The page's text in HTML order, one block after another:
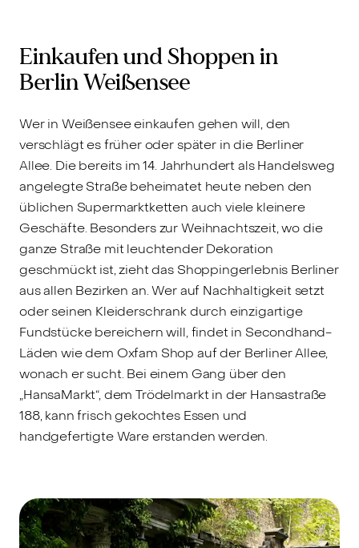
Einkaufen und Shoppen in
Berlin Weißensee
Wer in Weißensee einkaufen gehen will, den
verschlägt es früher oder später in die Berliner
Allee. Die bereits im 14. Jahrhundert als Handelsweg
angelegte Straße beheimatet heute neben den
üblichen Supermarktketten auch viele kleinere
Geschäfte. Besonders zur Weihnachtszeit, wo die
ganze Straße mit leuchtender Dekoration
geschmückt ist, zieht das Shoppingerlebnis Berliner
aus allen Bezirken an. Wer auf Nachhaltigkeit setzt
oder seinen Kleiderschrank durch einzigartige
Fundstücke bereichern will, findet in Secondhand-
Läden wie dem Oxfam Shop auf der Berliner Allee,
wonach er sucht. Bei einem Gang über den
„HansaMarkt“, dem Trödelmarkt in der Hansastraße
188, kann frisch gekochtes Essen und
handgefertigte Ware erstanden werden.